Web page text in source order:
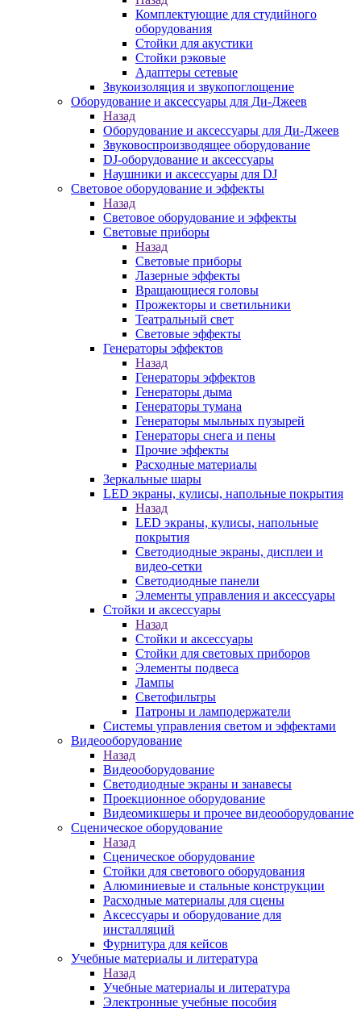
Комплектующие для студийного
оборудования
Стойки для акустики
Стойки рэковые
Адаптеры сетевые
Звукоизоляция и звукопоглощение
Оборудование и аксессуары для Ди-Джеев
Назад
Оборудование и аксессуары для Ди-Джеев
Звуковоспроизводящее оборудование
DJ-оборудование и аксессуары
Наушники и аксессуары для DJ
Световое оборудование и эффекты
Назад
Световое оборудование и эффекты
Световые приборы
Назад
Световые приборы
Лазерные эффекты
Вращающиеся головы
Прожекторы и светильники
Театральный свет
Световые эффекты
Генераторы эффектов
Назад
Генераторы эффектов
Генераторы дыма
Генераторы тумана
Генераторы мыльных пузырей
Генераторы снега и пены
Прочие эффекты
Расходные материалы
Зеркальные шары
LED экраны, кулисы, напольные покрытия
Назад
LED экраны, кулисы, напольные
покрытия
Светодиодные экраны, дисплеи и
видео-сетки
Светодиодные панели
Элементы управления и аксессуары
Стойки и аксессуары
Назад
Стойки и аксессуары
Стойки для световых приборов
Элементы подвеса
Лампы
Светофильтры
Патроны и ламподержатели
Системы управления светом и эффектами
Видеооборудование
Назад
Видеооборудование
Светодиодные экраны и занавесы
Проекционное оборудование
Видеомикшеры и прочее видеооборудование
Сценическое оборудование
Назад
Сценическое оборудование
Стойки для светового оборудования
Алюминиевые и стальные конструкции
Расходные материалы для сцены
Аксессуары и оборудование для
инсталляций
Фурнитура для кейсов
Учебные материалы и литература
Назад
Учебные материалы и литература
Электронные учебные пособия